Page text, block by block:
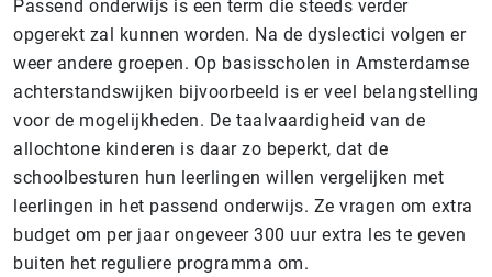
Passend onderwijs is een term die steeds verder
opgerekt zal kunnen worden. Na de dyslectici volgen er
weer andere groepen. Op basisscholen in Amsterdamse
achterstandswijken bijvoorbeeld is er veel belangstelling
voor de mogelijkheden. De taalvaardigheid van de
allochtone kinderen is daar zo beperkt, dat de
schoolbesturen hun leerlingen willen vergelijken met
leerlingen in het passend onderwijs. Ze vragen om extra
budget om per jaar ongeveer 300 uur extra les te geven
buiten het reguliere programma om.